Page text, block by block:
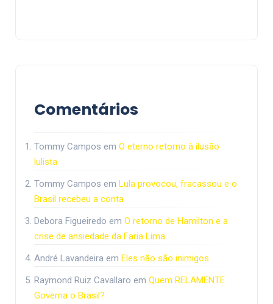
Comentários
Tommy Campos em O eterno retorno à ilusão
lulista
Tommy Campos em Lula provocou, fracassou e o
Brasil recebeu a conta
Debora Figueiredo em O retorno de Hamilton e a
crise de ansiedade da Faria Lima
André Lavandeira em Eles não são inimigos
Raymond Ruiz Cavallaro em Quem RELAMENTE
Governa o Brasil?